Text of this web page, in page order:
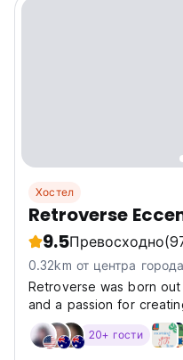
Хостел
Retroverse
9.5Превосходно
0.32km от центра города
Retroverse was born
and a passion for
travelers. The founders,
envisioned a place
20+ гости